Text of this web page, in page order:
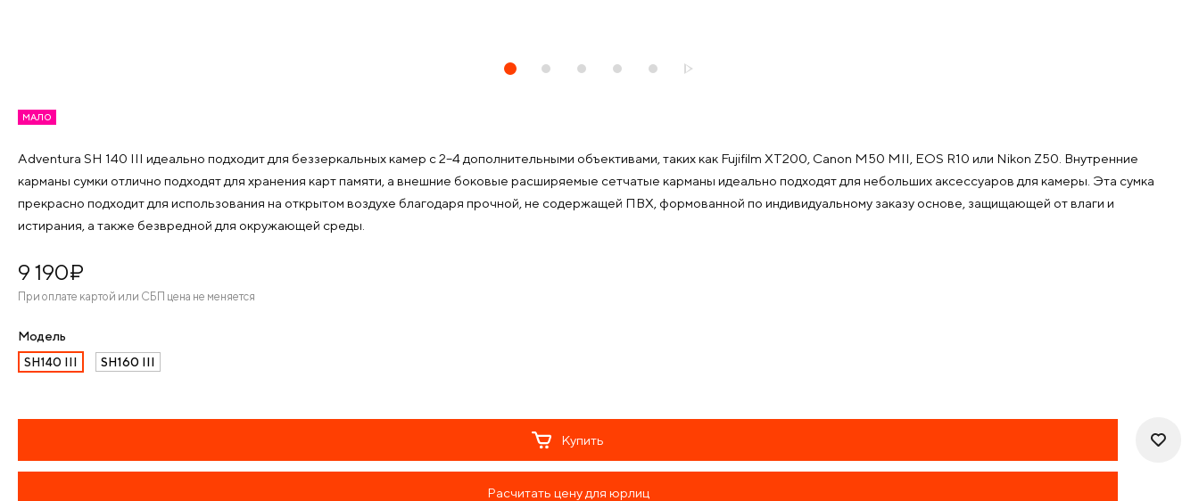
МАЛО
Adventura SH 140 III идеально подходит для беззеркальных камер с 2–4 дополнительными объективами, таких как Fujifilm XT200, Canon M50 MII, EOS R10 или Nikon Z50. Внутренние
карманы сумки отлично подходят для хранения карт памяти, а внешние боковые расширяемые сетчатые карманы идеально подходят для небольших аксессуаров для камеры. Эта сумка
прекрасно подходит для использования на открытом воздухе благодаря прочной, не содержащей ПВХ, формованной по индивидуальному заказу основе, защищающей от влаги и
истирания, а также безвредной для окружающей среды.
9 190¤
При оплате картой или СБП цена не меняется
Модель
SH140 III
SH160 III
Купить
Расчитать цену для юрлиц